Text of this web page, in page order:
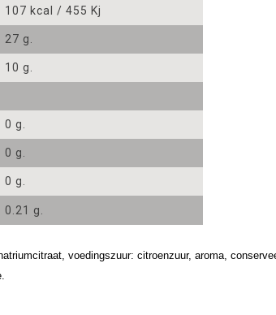
107 kcal / 455 Kj
27 g.
10 g.
0 g.
0 g.
0 g.
0.21 g.
voedingszuur: citroenzuur, aroma,